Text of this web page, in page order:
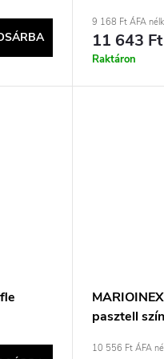
9 168 Ft ÁFA
11 643 Ft
Raktáron
pasztell
10 556 Ft ÁFA